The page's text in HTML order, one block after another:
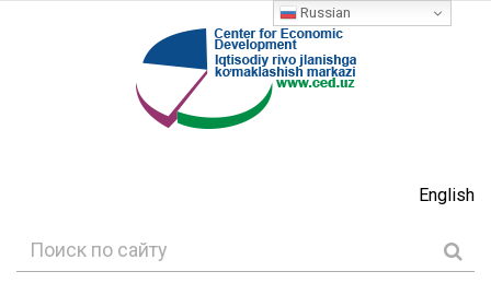
English
Russian